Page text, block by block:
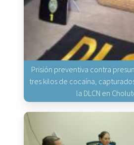
Prisión preventiva contra
tres kilos de cocaína,
la DLCN en